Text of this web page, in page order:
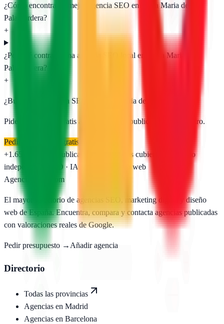
¿Cómo encontrar la mejor agencia SEO en Santa Maria de
Palautordera?
+
¿Por qué contratar una agencia SEO local en Santa Maria de
Palautordera?
+
¿Buscas una agencia SEO en Santa Maria de Palautordera
Pide presupuesto gratis a las agencias publicadas. Sin registro.
Pedir presupuesto gratis
+1.650
agencias publicadas provincias cubiertas
Directorio
independiente
SEO · IA · GEO · Diseño web
AgenciasSEO
.com
El mayor directorio de agencias SEO, marketing digital y diseño
web de España. Encuentra, compara y contacta agencias publicadas
con valoraciones reales de Google.
Pedir presupuesto → Añadir agencia
Directorio
Todas las provincias
Agencias en Madrid
Agencias en Barcelona